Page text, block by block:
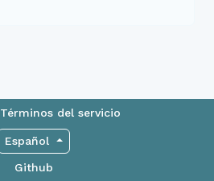
Términos del servicio
Español
Github